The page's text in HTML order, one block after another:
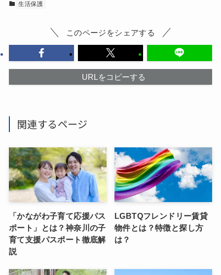
生活保護
このページをシェアする
URLをコピーする
関連するページ
「かながわ子育て応援パス
ポート」とは？神奈川の子
育て支援パスポート徹底解
説
LGBTQフレンドリー賃貸
物件とは？特徴と探し方
は？